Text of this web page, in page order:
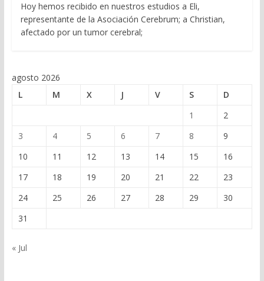
Hoy hemos recibido en nuestros estudios a Eli,
representante de la Asociación Cerebrum; a Christian,
afectado por un tumor cerebral;
agosto 2026
L
M X J V S
D
1
2
3
4 5 6 7 8
9
10
11 12 13 14 15
16
17
18 19 20 21 22
23
24
25 26 27 28 29
30
31
« Jul